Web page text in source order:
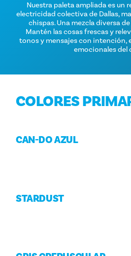
Nuestra paleta ampliada es un
electricidad colectiva de Dallas,
chispas. Una mezcla diversa
Mantén las cosas frescas y
tonos y mensajes con intención,
emocionales del
COLORES
CAN-DO AZUL
STARDUST